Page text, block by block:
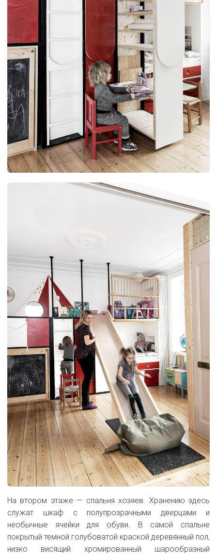
На втором этаже — спальня хозяев. Хранению здесь
служат шкаф с полупрозрачными дверцами и
необычные ячейки для обуви. В самой спальне
покрытый темной голубоватой краской деревянный пол,
низко висящий хромированный шарообразный